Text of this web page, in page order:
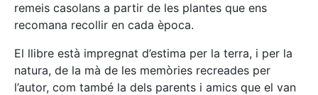
remeis casolans a partir de les plantes que ens
recomana recollir en cada època.
El llibre està impregnat d’estima per la terra, i per la
natura, de la mà de les memòries recreades per
l’autor, com també la dels parents i amics que el van